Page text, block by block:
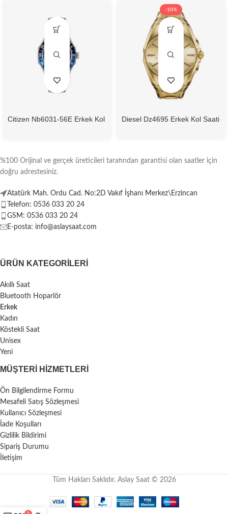
Citizen Nb6031-56E Erkek Kol
-10%
Diesel Dz4695 Erkek Kol Saati
%100 Orijinal ve gerçek üreticileri tarafından garantisi olan saatler için
doğru adrestesiniz.
Atatürk Mah. Ordu Cad. No:2D Vakıf İşhanı Merkez\Erzincan
Telefon: 0536 033 20 24
GSM: 0536 033 20 24
E-posta: info@aslaysaat.com
ÜRÜN KATEGORILERI
Akıllı Saat
Bluetooth Hoparlör
Erkek
Kadın
Köstekli Saat
Unisex
Yeni
MÜŞTERI HIZMETLERI
Ön Bilgilendirme Formu
Mesafeli Satış Sözleşmesi
Kullanıcı Sözleşmesi
İade Koşulları
Gizlilik Bildirimi
Sipariş Durumu
İletişim
Tüm Hakları Saklıdır. Aslay Saat © 2026